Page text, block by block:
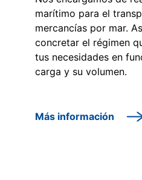
marítimo para el
mercancías por mar.
concretar el régimen
tus necesidades en
carga y su volumen.
Más información